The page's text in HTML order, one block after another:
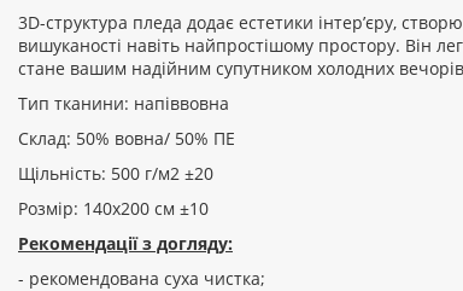
3D-структура пледа додає естетики інтер’єру,
вишуканості навіть найпростішому простору. Він
стане вашим надійним супутником холодних
Тип тканини: напіввовна
Склад: 50% вовна/ 50% ПЕ
Щільність: 500 г/м2 ±20
Розмір: 140х200 см ±10
Рекомендації з догляду:
- рекомендована суха чистка;